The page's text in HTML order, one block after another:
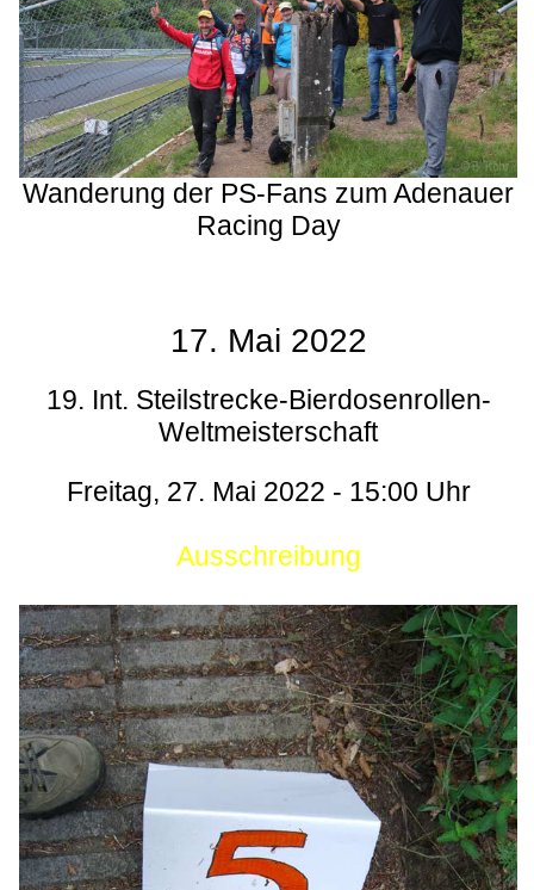
Wanderung der PS-Fans zum Adenauer
Racing Day
17. Mai 2022
19. Int. Steilstrecke-Bierdosenrollen-
Weltmeisterschaft
Freitag, 27. Mai 2022 - 15:00 Uhr
Ausschreibung